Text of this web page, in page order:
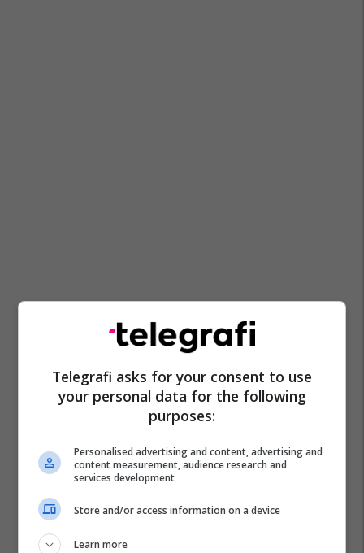
Telegrafi asks for your consent to use
your personal data for the following
purposes:
Personalised advertising and content, advertising and
content measurement, audience research and
services development
Store and/or access information on a device
Learn more